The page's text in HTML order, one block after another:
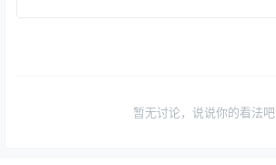
暂无讨论，说说你的看法吧